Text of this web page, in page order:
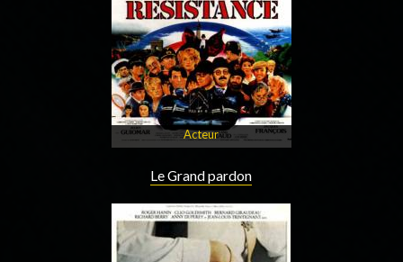
Acteur
Le Grand pardon